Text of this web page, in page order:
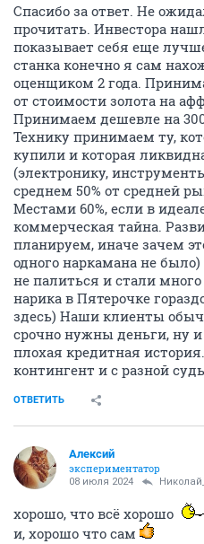
Спасибо за ответ. Не
прочитать. Инвестора
показывает себя еще
станка конечно я сам
оценщиком 2 года.
от стоимости золота на
Принимаем дешевле на
Технику принимаем ту,
купили и которая
(электронику,
среднем 50% от средней
Местами 60%, если в
коммерческая тайна.
планируем, иначе зачем
одного наркамана не
не палиться и стали
нарика в Пятерочке
здесь) Наши клиенты
срочно нужны деньги, ну и
плохая кредитная
контингент и с разной
ОТВЕТИТЬ
Алексий
экспериментатор
08 июля 2024
хорошо, что всё хорошо
и, хорошо что сам